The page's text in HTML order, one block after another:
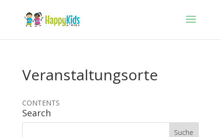
Veranstaltungsorte
CONTENTS
Search